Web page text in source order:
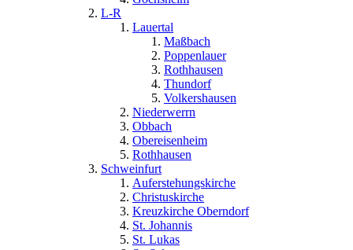
L-R
Lauertal
Maßbach
Poppenlauer
Rothhausen
Thundorf
Volkershausen
Niederwerrn
Obbach
Obereisenheim
Rothhausen
Schweinfurt
Auferstehungskirche
Christuskirche
Kreuzkirche Oberndorf
St. Johannis
St. Lukas